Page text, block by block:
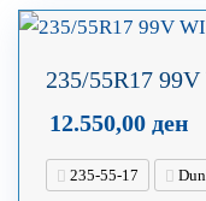
235/55R17
12.550,00 ден
235-55-17